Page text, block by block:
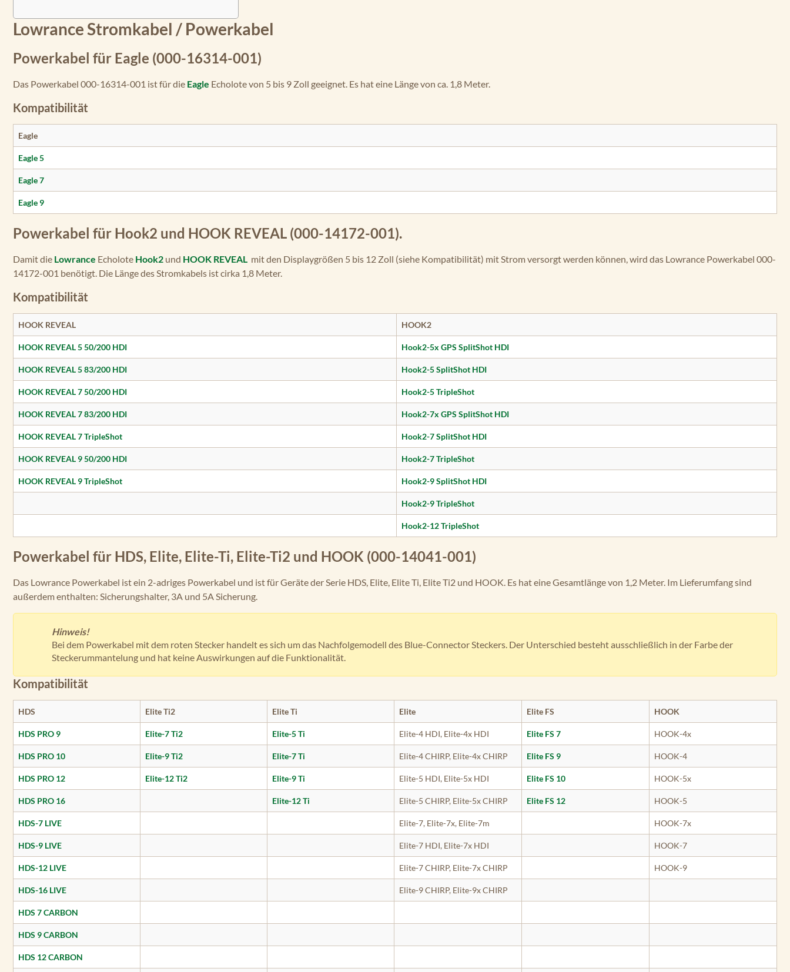
Lowrance Stromkabel / Powerkabel
Powerkabel für Eagle (000-16314-001)
Das Powerkabel 000-16314-001 ist für die Eagle Echolote von 5 bis 9 Zoll geeignet. Es hat eine Länge von ca. 1,8 Meter.
Kompatibilität
Eagle
Eagle 5
Eagle 7
Eagle 9
Powerkabel für Hook2 und HOOK REVEAL (000-14172-001).
Damit die Lowrance Echolote Hook2 und HOOK REVEAL mit den Displaygrößen 5 bis 12 Zoll (siehe Kompatibilität) mit Strom versorgt werden können, wird das Lowrance Powerkabel 000-
14172-001 benötigt. Die Länge des Stromkabels ist cirka 1,8 Meter.
Kompatibilität
HOOK REVEAL HOOK2
HOOK REVEAL 5 50/200 HDI Hook2-5x GPS SplitShot HDI
HOOK REVEAL 5 83/200 HDI Hook2-5 SplitShot HDI
HOOK REVEAL 7 50/200 HDI Hook2-5 TripleShot
HOOK REVEAL 7 83/200 HDI Hook2-7x GPS SplitShot HDI
HOOK REVEAL 7 TripleShot Hook2-7 SplitShot HDI
HOOK REVEAL 9 50/200 HDI Hook2-7 TripleShot
HOOK REVEAL 9 TripleShot Hook2-9 SplitShot HDI
Hook2-9 TripleShot
Hook2-12 TripleShot
Powerkabel für HDS, Elite, Elite-Ti, Elite-Ti2 und HOOK (000-14041-001)
Das Lowrance Powerkabel ist ein 2-adriges Powerkabel und ist für Geräte der Serie HDS, Elite, Elite Ti, Elite Ti2 und HOOK. Es hat eine Gesamtlänge von 1,2 Meter. Im Lieferumfang sind
außerdem enthalten: Sicherungshalter, 3A und 5A Sicherung.
Hinweis!
Bei dem Powerkabel mit dem roten Stecker handelt es sich um das Nachfolgemodell des Blue-Connector Steckers. Der Unterschied besteht ausschließlich in der Farbe der
Steckerummantelung und hat keine Auswirkungen auf die Funktionalität.
Kompatibilität
HDS Elite Ti2 Elite Ti Elite Elite FS HOOK
HDS PRO 9 Elite-7 Ti2 Elite-5 Ti Elite-4 HDI, Elite-4x HDI Elite FS 7 HOOK-4x
HDS PRO 10 Elite-9 Ti2 Elite-7 Ti Elite-4 CHIRP, Elite-4x CHIRP Elite FS 9 HOOK-4
HDS PRO 12 Elite-12 Ti2 Elite-9 Ti Elite-5 HDI, Elite-5x HDI Elite FS 10 HOOK-5x
HDS PRO 16 Elite-12 Ti Elite-5 CHIRP, Elite-5x CHIRP Elite FS 12 HOOK-5
HDS-7 LIVE Elite-7, Elite-7x, Elite-7m HOOK-7x
HDS-9 LIVE Elite-7 HDI, Elite-7x HDI HOOK-7
HDS-12 LIVE Elite-7 CHIRP, Elite-7x CHIRP HOOK-9
HDS-16 LIVE Elite-9 CHIRP, Elite-9x CHIRP
HDS 7 CARBON
HDS 9 CARBON
HDS 12 CARBON